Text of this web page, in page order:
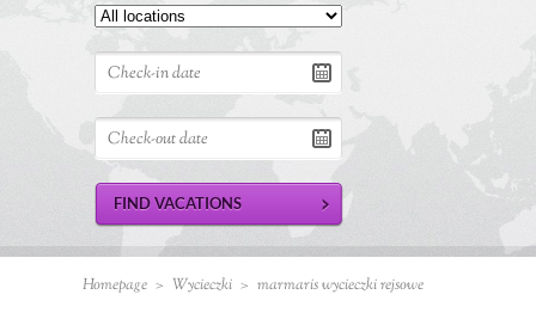
Homepage > Wycieczki > marmaris wycieczki rejsowe